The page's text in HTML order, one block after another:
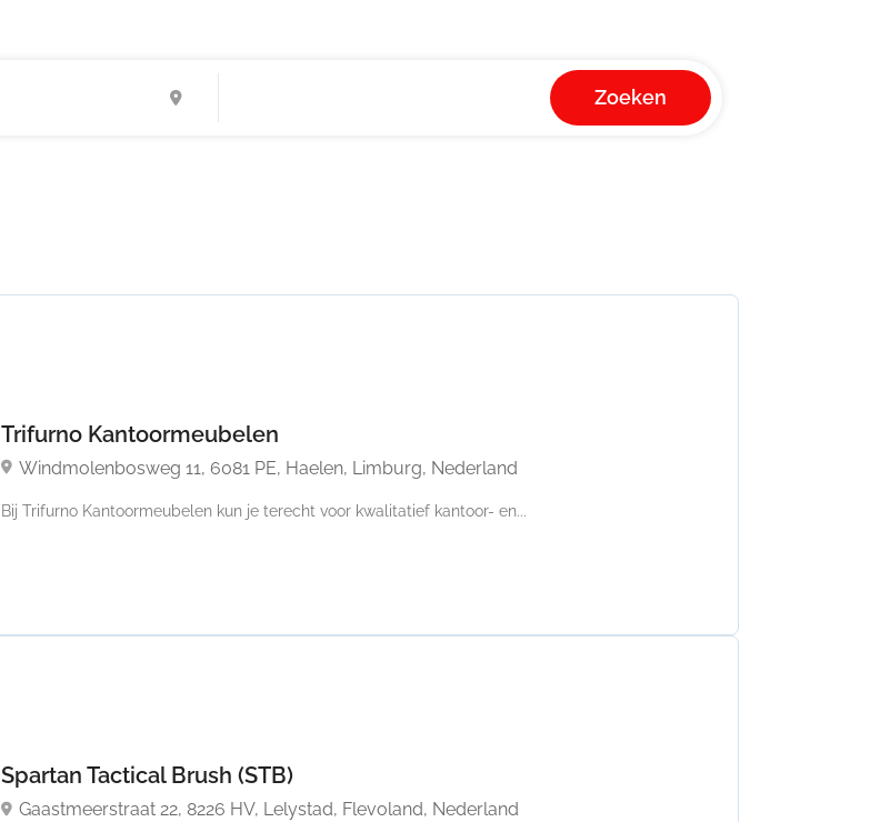
Zoeken
Trifurno Kantoormeubelen
Windmolenbosweg 11, 6081 PE, Haelen, Limburg, Nederland
Bij Trifurno Kantoormeubelen kun je terecht voor kwalitatief kantoor- en...
Spartan Tactical Brush (STB)
Gaastmeerstraat 22, 8226 HV, Lelystad, Flevoland, Nederland